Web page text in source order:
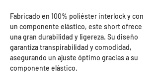
Fabricado en 100% poliéster interlock y con
un componente elástico, este short ofrece
una gran durabilidad y ligereza. Su diseño
garantiza transpirabilidad y comodidad,
asegurando un ajuste óptimo gracias a su
componente elástico.